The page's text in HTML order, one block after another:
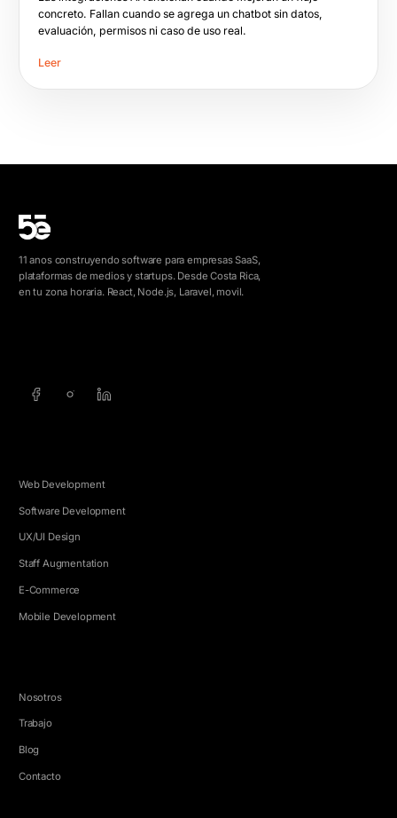
concreto. Fallan cuando se agrega un chatbot sin datos,
evaluación, permisos ni caso de uso real.
Leer
11 anos construyendo software para empresas SaaS,
plataformas de medios y startups. Desde Costa Rica,
en tu zona horaria. React, Node.js, Laravel, movil.
Web Development
Software Development
UX/UI Design
Staff Augmentation
E-Commerce
Mobile Development
Nosotros
Trabajo
Blog
Contacto